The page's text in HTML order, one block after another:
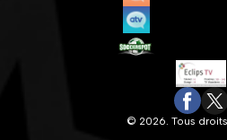
© 2026. Tous